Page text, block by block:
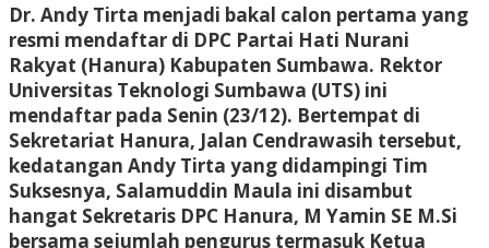
Dr. Andy Tirta menjadi bakal calon pertama yang
resmi mendaftar di DPC Partai Hati Nurani
Rakyat (Hanura) Kabupaten Sumbawa. Rektor
Universitas Teknologi Sumbawa (UTS) ini
mendaftar pada Senin (23/12). Bertempat di
Sekretariat Hanura, Jalan Cendrawasih tersebut,
kedatangan Andy Tirta yang didampingi Tim
Suksesnya, Salamuddin Maula ini disambut
hangat Sekretaris DPC Hanura, M Yamin SE M.Si
bersama sejumlah pengurus termasuk Ketua